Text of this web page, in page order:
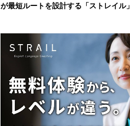
が最短ルートを設計する「ストレイル」